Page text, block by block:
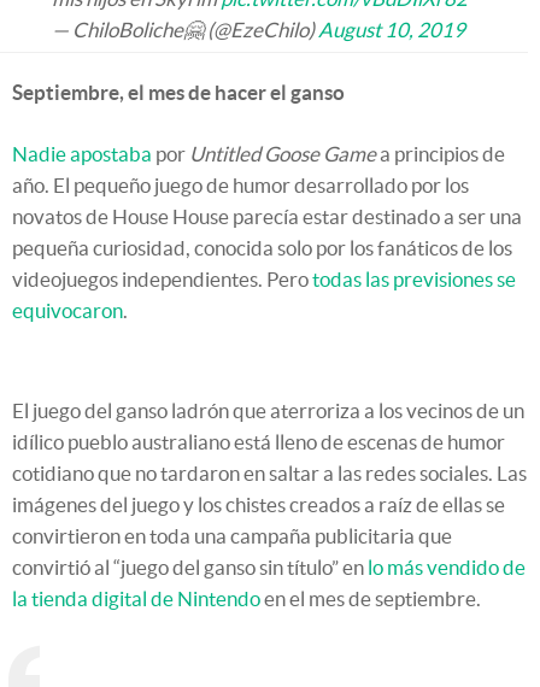
— ChiloBoliche🤗 (@EzeChilo)August 10, 2019
Septiembre, el mes de hacer el ganso
Nadie apostaba por Untitled Goose Gamea principios de
año. El pequeño juego de humor desarrollado por los
novatos de House House parecía estar destinado a ser una
pequeña curiosidad, conocida solo por los fanáticos de los
videojuegos independientes. Perotodas las previsiones se
equivocaron
El juego del ganso ladrón que aterroriza a los vecinos de un
idílico pueblo australiano está lleno de escenas de humor
cotidiano que no tardaron en saltar a las redes sociales. Las
imágenes del juego y los chistes creados a raíz de ellas se
convirtieron en toda una campaña publicitaria que
convirtió al “juego del ganso sin título” en lo más vendido de
la tienda digital de Nintendoen el mes de septiembre.